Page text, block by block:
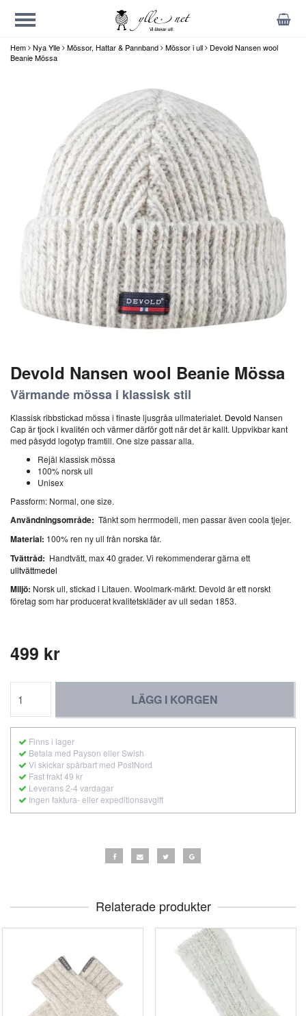
Hem Nya Ylle Mössor, Hattar & Pannband Mössor i ull
Devold Nansen wool
Beanie Mössa
Devold Nansen wool Beanie Mössa
Värmande mössa i klassisk stil
Klassisk ribbstickad mössa i finaste ljusgråa ullmaterialet. Devold Nansen
Cap är tjock i kvalitén och värmer därför gott när det är kallt. Uppvikbar kant
med påsydd logotyp framtill. One size passar alla.
Rejäl klassisk mössa
100% norsk ull
Unisex
Passform: Normal, one size.
Användningsområde: Tänkt som herrmodell, men passar även coola tjejer.
Material: 100% ren ny ull från norska får.
Tvättråd: Handtvätt, max 40 grader. Vi rekommenderar gärna ett
ulltvättmedel
Miljö: Norsk ull, stickad i Litauen. Woolmark-märkt. Devold är ett norskt
företag som har producerat kvalitetskläder av ull sedan 1853.
499 kr
LÄGG I KORGEN
Finns i lager
Betala med Payson eller Swish
Vi skickar spårbart med PostNord
Fast frakt 49 kr
Leverans 2-4 vardagar
Ingen faktura- eller expeditionsavgift
Relaterade produkter